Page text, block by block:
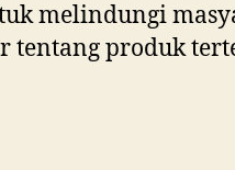
melindungi
tentang produk